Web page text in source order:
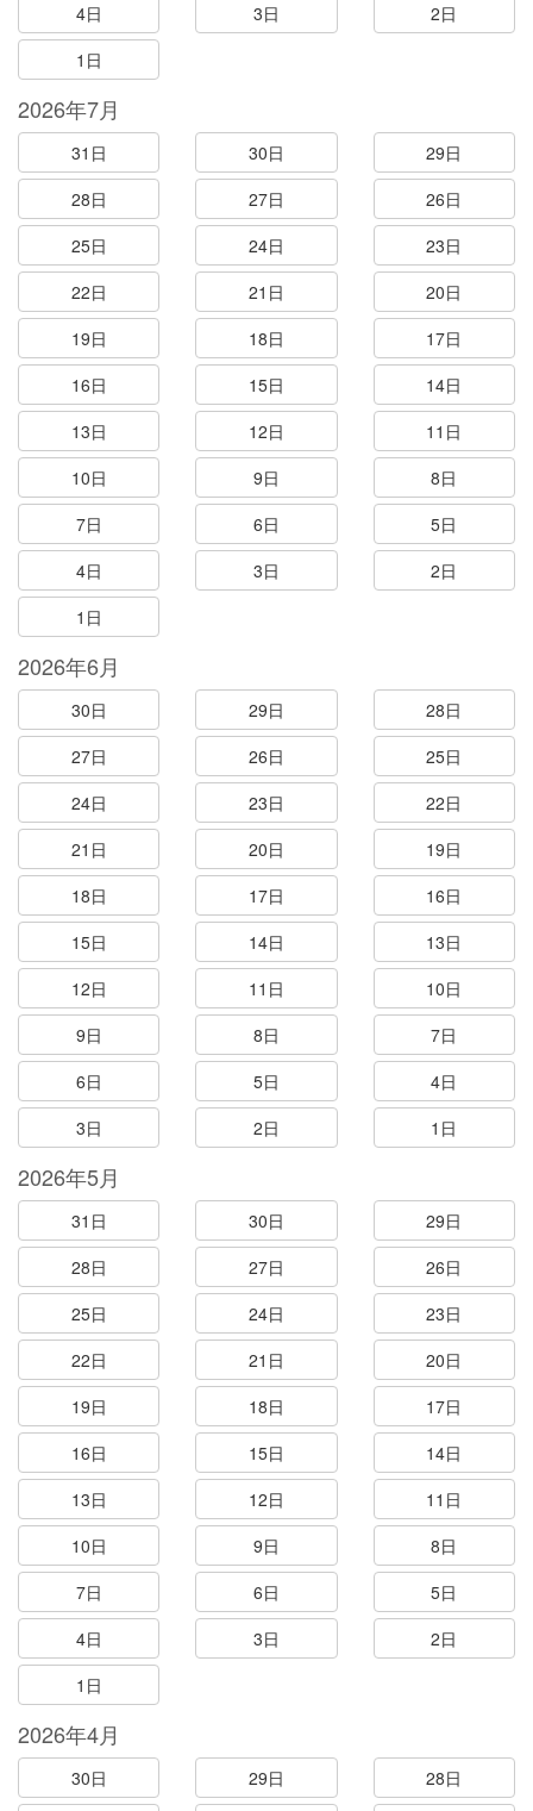
4日
3日
2日
1日
2026年7月
31日 30日
29日
28日
27日
26日
25日
24日
23日
22日
21日
20日
19日
18日
17日
16日
15日
14日
13日
12日
11日
10日
9日
8日
7日
6日
5日
4日
3日
2日
1日
2026年6月
30日 29日
28日
27日
26日
25日
24日
23日
22日
21日
20日
19日
18日
17日
16日
15日
14日
13日
12日
11日
10日
9日
8日
7日
6日
5日
4日
3日
2日 1日
2026年5月
31日 30日
29日
28日
27日
26日
25日
24日
23日
22日
21日
20日
19日
18日
17日
16日
15日
14日
13日
12日
11日
10日
9日
8日
7日
6日
5日
4日
3日
2日
1日
2026年4月
30日 29日
28日